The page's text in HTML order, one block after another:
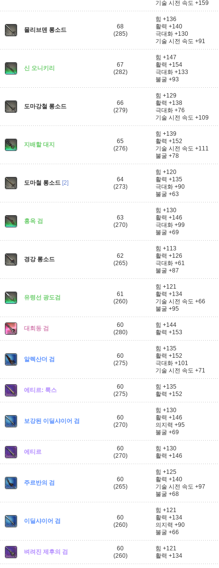
기술 시전 속도 +159
몰리브덴 롱소드
68
(285)
힘 +136
활력 +140
극대화 +130
기술 시전 속도 +91
신 오니키리
67
(282)
힘 +147
활력 +154
극대화 +133
불굴 +93
도마강철 롱소드
66
(279)
힘 +129
활력 +138
극대화 +76
기술 시전 속도 +109
지배할 대지
65
(276)
힘 +139
활력 +152
기술 시전 속도 +111
불굴 +78
도마철 롱소드 [2]
64
(273)
힘 +120
활력 +135
극대화 +90
불굴 +63
홍옥 검
63
(270)
힘 +130
활력 +146
극대화 +99
불굴 +69
경강 롱소드
62
(265)
힘 +113
활력 +126
극대화 +61
불굴 +87
유령선 광도검
61
(260)
힘 +121
활력 +134
기술 시전 속도 +66
불굴 +95
대회동 검
60
(280)
힘 +144
활력 +153
알렉산더 검
60
(275)
힘 +135
활력 +152
극대화 +101
기술 시전 속도 +71
에티르: 룩스
60
(275)
힘 +135
활력 +152
보강된 이딜샤이어 검
60
(270)
힘 +130
활력 +146
의지력 +95
불굴 +69
에티르
60
(270)
힘 +130
활력 +146
주르반의 검
60
(265)
힘 +125
활력 +140
기술 시전 속도 +97
불굴 +68
이딜샤이어 검
60
(260)
힘 +121
활력 +134
의지력 +90
불굴 +66
벼려진 제후의 검
60
(260)
힘 +121
활력 +134